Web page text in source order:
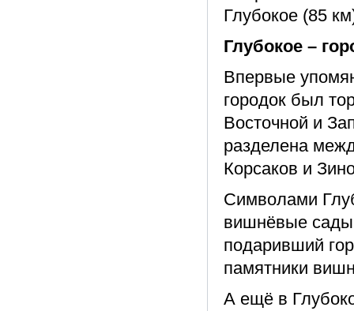
Глубокое (85
Глубокое –
Впервые
городок был
Восточной и
разделена
Корсаков и
Символами
вишнёвые
подаривший
памятники
А ещё в